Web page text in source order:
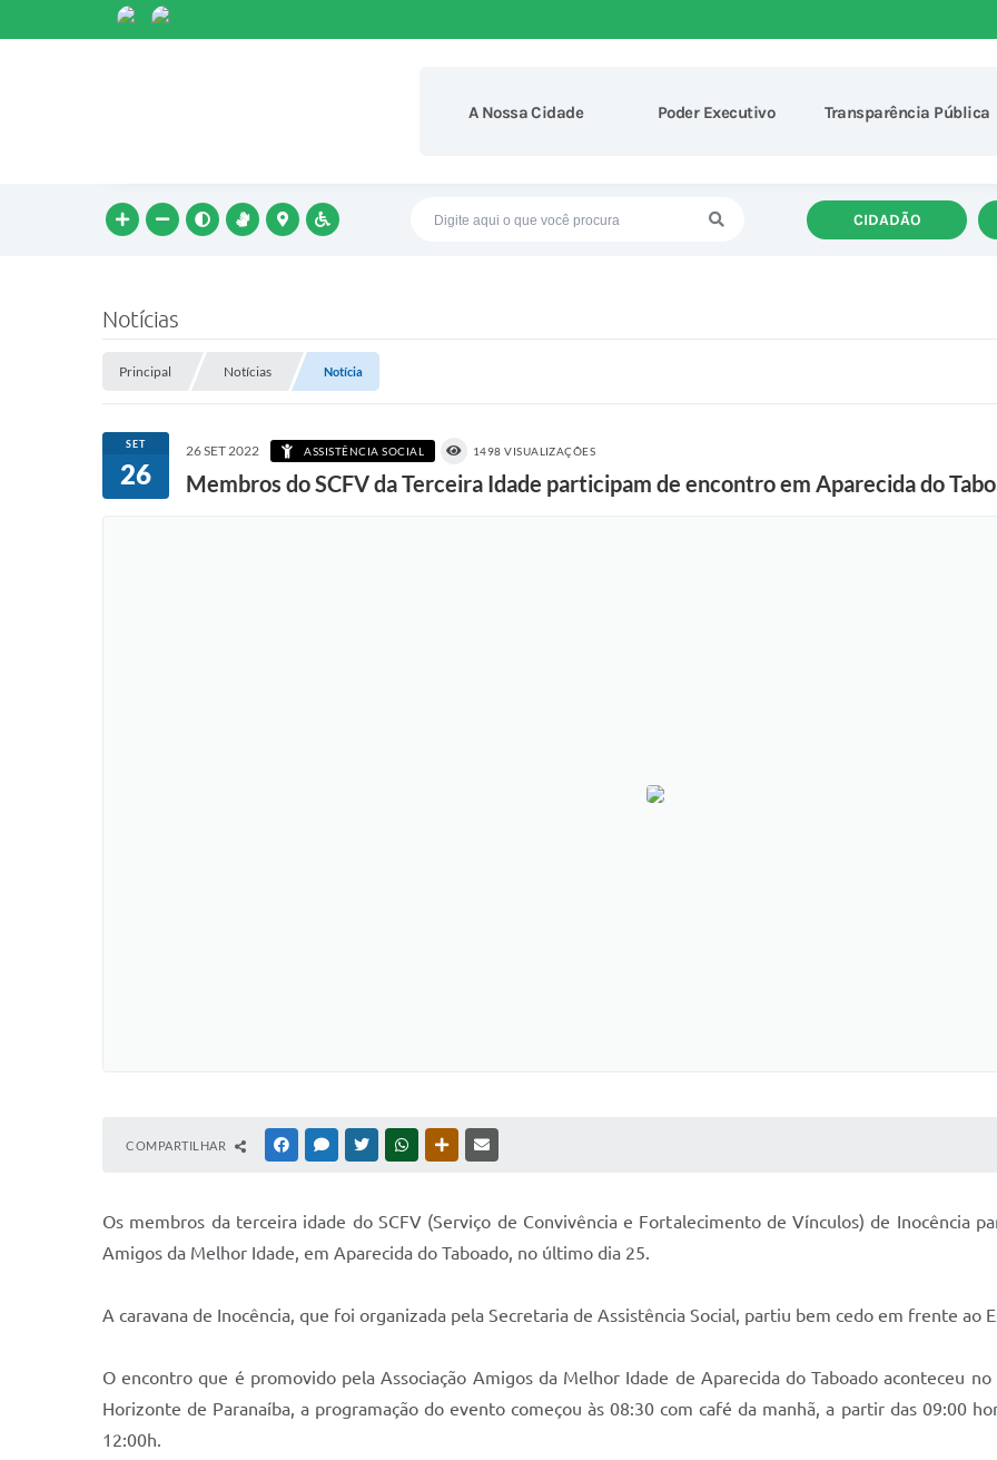
A Nossa Cidade Poder Executivo Transparência Pública
CIDADÃO
Notícias
Principal Notícias Notícia
SET
26
26 SET 2022 ASSISTÊNCIA SOCIAL 1498 VISUALIZAÇÕES
Membros do SCFV da Terceira Idade participam de encontro em Aparecida do
COMPARTILHAR FACEBOOKMESSENGER
TWITTERWHATSAPPOUTRAS MÍDIAS
Os membros da terceira idade do SCFV (Serviço de Convivência e Fortalecimento de Vínculos) de Inocência
Amigos da Melhor Idade, em Aparecida do Taboado, no último dia 25.
A caravana de Inocência, que foi organizada pela Secretaria de Assistência Social, partiu bem cedo em frente ao
O encontro que é promovido pela Associação Amigos da Melhor Idade de Aparecida do Taboado aconteceu
Horizonte de Paranaíba, a programação do evento começou às 08:30 com café da manhã, a partir das 09:00
12:00h.